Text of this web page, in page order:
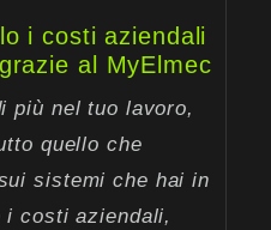
i costi aziendali
al MyElmec
più nel tuo lavoro,
quello che
sistemi che hai in
i costi aziendali,